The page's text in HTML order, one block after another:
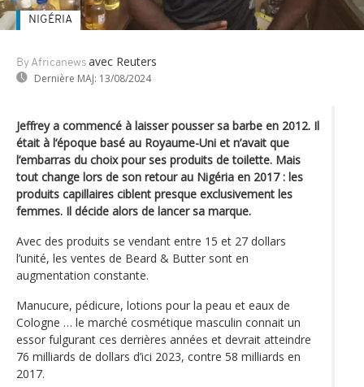
By Africanews avec Reuters
Dernière MAJ: 13/08/2024
NIGÉRIA
Jeffrey a commencé à laisser pousser sa barbe en 2012. Il
était à l‘époque basé au Royaume-Uni et n’avait que
l’embarras du choix pour ses produits de toilette. Mais
tout change lors de son retour au Nigéria en 2017 : les
produits capillaires ciblent presque exclusivement les
femmes. Il décide alors de lancer sa marque.
Avec des produits se vendant entre 15 et 27 dollars
l’unité, les ventes de Beard & Butter sont en
augmentation constante.
Manucure, pédicure, lotions pour la peau et eaux de
Cologne … le marché cosmétique masculin connait un
essor fulgurant ces derrières années et devrait atteindre
76 milliards de dollars d’ici 2023, contre 58 milliards en
2017.